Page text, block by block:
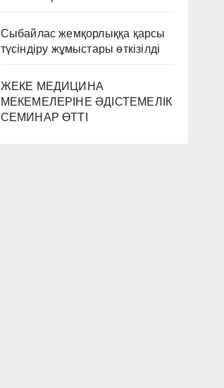
Сыбайлас жемқорлыққа қарсы
түсіндіру жұмыстары өткізілді
ЖЕКЕ МЕДИЦИНА
МЕКЕМЕЛЕРІНЕ ӘДІСТЕМЕЛІК
СЕМИНАР ӨТТІ